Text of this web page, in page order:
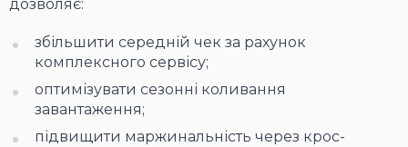
дозволяє:
збільшити середній чек за рахунок
комплексного сервісу;
оптимізувати сезонні коливання
завантаження;
підвищити маржинальність через крос-